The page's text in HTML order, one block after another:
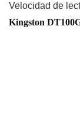
Velocidad de
Kingston